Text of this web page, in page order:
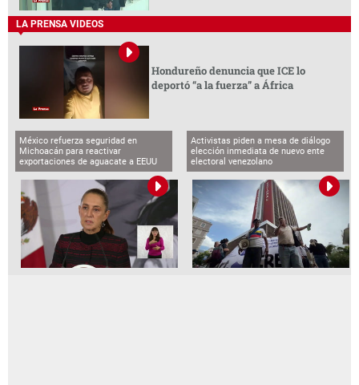
LA PRENSA VIDEOS
Hondureño denuncia que ICE lo
deportó “a la fuerza” a África
México refuerza seguridad en
Michoacán para reactivar
exportaciones de aguacate a EEUU
Activistas piden a mesa de diálogo
elección inmediata de nuevo ente
electoral venezolano